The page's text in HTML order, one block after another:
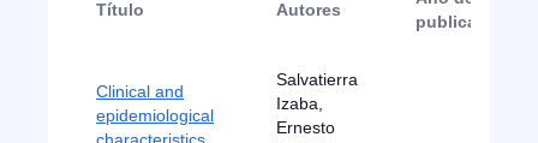
Título Autores
publicación
Clinical and
epidemiological
Salvatierra
Izaba,
Ernesto